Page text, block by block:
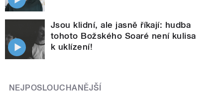
Jsou klidní, ale jasně říkají: hudba
tohoto Božského Soaré není kulisa
k uklízení!
NEJPOSLOUCHANĚJŠÍ